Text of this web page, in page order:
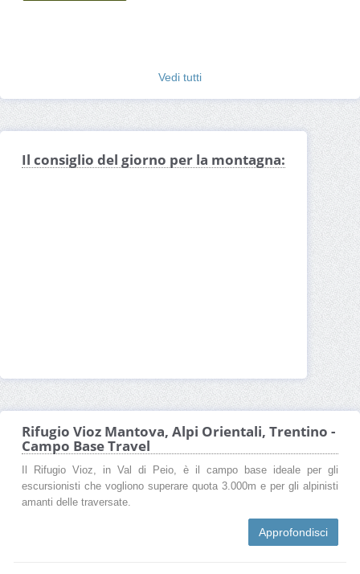
Vedi tutti
Il consiglio del giorno per la montagna:
Rifugio Vioz Mantova, Alpi Orientali, Trentino -
Campo Base Travel
Il Rifugio Vioz, in Val di Peio, è il campo base ideale per gli
escursionisti che vogliono superare quota 3.000m e per gli alpinisti
amanti delle traversate.
Approfondisci